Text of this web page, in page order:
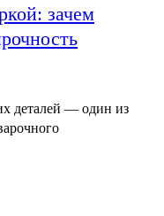
зачем
деталей — один из